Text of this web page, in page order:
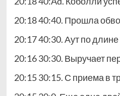
20:18 40:40. Прошла
20:17 40:30. Аут по
20:16 30:30. Выручает
20:15 30:15. С приема в